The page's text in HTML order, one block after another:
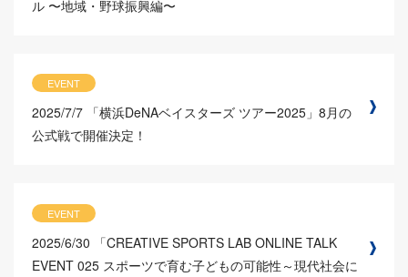
ル 〜地域・野球振興編〜
EVENT
2025/7/7 「横浜DeNAベイスターズ ツアー2025」8月の
公式戦で開催決定！
EVENT
2025/6/30
「CREATIVE SPORTS LAB ONLINE TALK
EVENT 025 スポーツで育む子どもの可能性～現代社会に